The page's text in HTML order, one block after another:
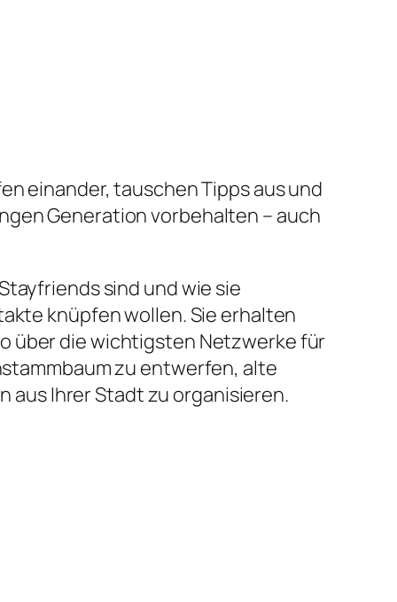
einander, tauschen Tipps aus und
Generation vorbehalten – auch
sind und wie sie
knüpfen wollen. Sie erhalten
über die wichtigsten Netzwerke für
zu entwerfen, alte
Ihrer Stadt zu organisieren.